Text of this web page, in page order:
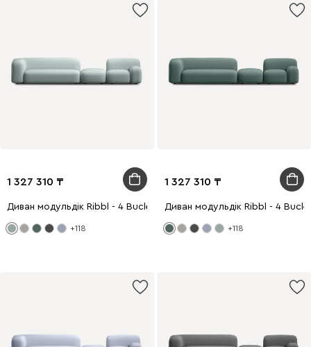
1 327 310
Диван модульдік Ribbl - 4 Bucle Mint
+118
1 327 310
Диван модульдік Ribbl - 4
+118